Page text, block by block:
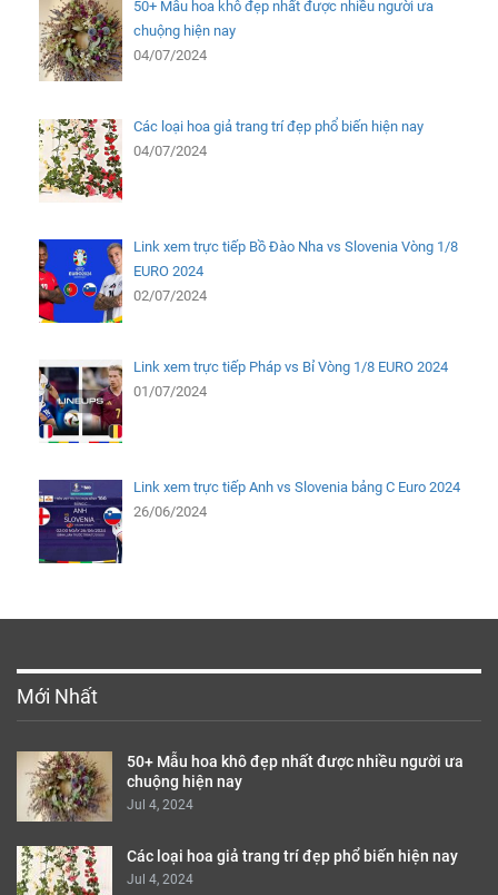
50+ Mẫu hoa khô đẹp nhất được nhiều người ưa
chuộng hiện nay
04/07/2024
Các loại hoa giả trang trí đẹp phổ biến hiện nay
04/07/2024
Link xem trực tiếp Bồ Đào Nha vs Slovenia Vòng 1/8
EURO 2024
02/07/2024
Link xem trực tiếp Pháp vs Bỉ Vòng 1/8 EURO 2024
01/07/2024
Link xem trực tiếp Anh vs Slovenia bảng C Euro 2024
26/06/2024
Mới Nhất
50+ Mẫu hoa khô đẹp nhất được nhiều người ưa
chuộng hiện nay
Jul 4, 2024
Các loại hoa giả trang trí đẹp phổ biến hiện nay
Jul 4, 2024